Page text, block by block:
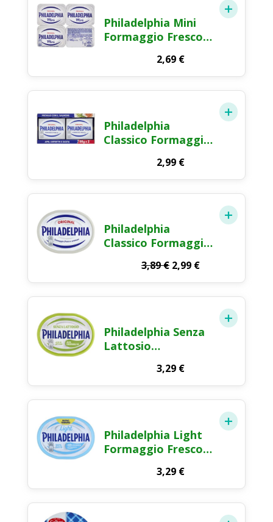
Philadelphia Mini
Formaggio Fresco
2,69 €
Philadelphia
Classico Formaggio
2,99 €
Philadelphia
Classico Formaggio
3,89€ Il
originale
era:
2,99 €Il
attuale
è:
2,99 €.
Philadelphia Senza
Lattosio
Spalmabile 175g
3,29 €
Philadelphia Light
Formaggio Fresco
3,29 €